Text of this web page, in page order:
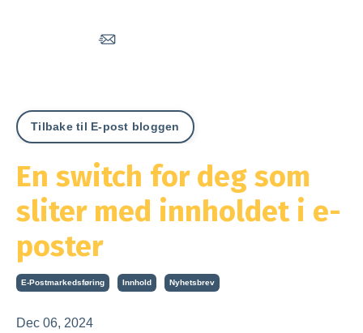
Tilbake til E-post bloggen
En switch for deg som
sliter med innholdet i e-
poster
E-Postmarkedsføring Innhold Nyhetsbrev
Dec 06, 2024